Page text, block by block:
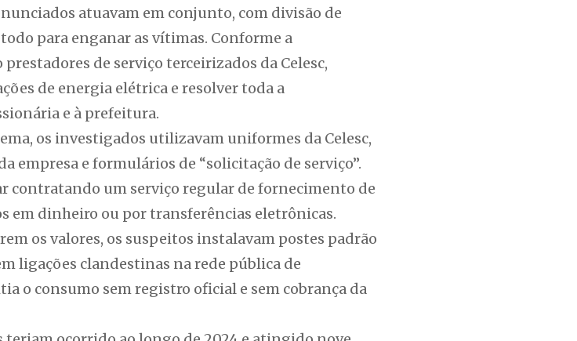
atuavam em conjunto, com divisão de
para enganar as vítimas. Conforme a
de serviço terceirizados da Celesc,
de energia elétrica e resolver toda a
e à prefeitura.
os investigados utilizavam uniformes da Celesc,
empresa e formulários de “solicitação de serviço”.
contratando um serviço regular de fornecimento de
em dinheiro ou por transferências eletrônicas.
os valores, os suspeitos instalavam postes padrão
ligações clandestinas na rede pública de
o consumo sem registro oficial e sem cobrança da